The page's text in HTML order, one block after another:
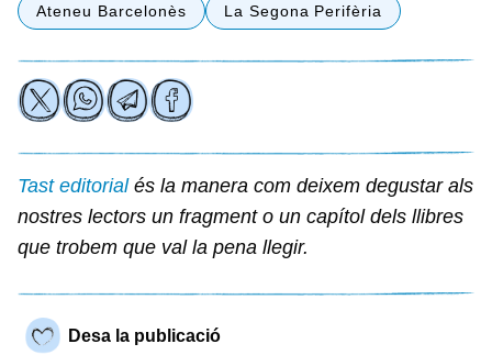
Ateneu Barcelonès La Segona Perifèria
Tast editorialés la manera com deixem degustar als
nostres lectors un fragment o un capítol dels llibres
que trobem que val la pena llegir.
Desa la publicació